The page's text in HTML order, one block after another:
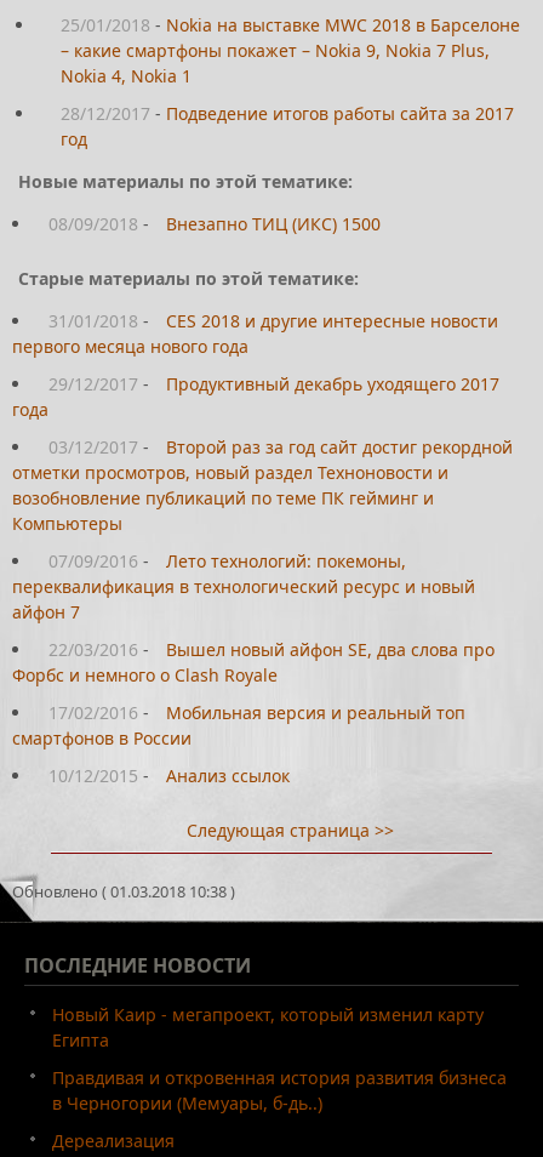
25/01/2018 - Nokia на выставке MWC 2018 в Барселоне
– какие смартфоны покажет – Nokia 9, Nokia 7 Plus,
Nokia 4, Nokia 1
28/12/2017 - Подведение итогов работы сайта за 2017
год
Новые материалы по этой тематике:
08/09/2018 - Внезапно ТИЦ (ИКС) 1500
Старые материалы по этой тематике:
31/01/2018 -
CES 2018 и другие интересные новости
первого месяца нового года
29/12/2017 -
Продуктивный декабрь уходящего 2017
года
03/12/2017 -
Второй раз за год сайт достиг рекордной
отметки просмотров, новый раздел Техноновости и
возобновление публикаций по теме ПК гейминг и
Компьютеры
07/09/2016 -
Лето технологий: покемоны,
переквалификация в технологический ресурс и новый
айфон 7
22/03/2016 -
Вышел новый айфон SE, два слова про
Форбс и немного о Clash Royale
17/02/2016 -
Мобильная версия и реальный топ
смартфонов в России
10/12/2015 - Анализ ссылок
Следующая страница >>
Обновлено ( 01.03.2018 10:38 )
ПОСЛЕДНИЕ НОВОСТИ
Новый Каир - мегапроект, который изменил карту
Египта
Правдивая и откровенная история развития бизнеса
в Черногории (Мемуары, б-дь..)
Дереализация